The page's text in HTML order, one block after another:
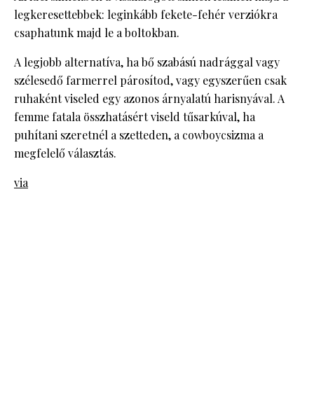
legkeresettebbek: leginkább fekete-fehér verziókra
csaphatunk majd le a boltokban.
A legjobb alternatíva, ha bő szabású nadrággal vagy
szélesedő farmerrel párosítod, vagy egyszerűen csak
ruhaként viseled egy azonos árnyalatú harisnyával. A
femme fatala összhatásért viseld tűsarkúval, ha
puhítani szeretnél a szetteden, a cowboycsizma a
megfelelő választás.
via